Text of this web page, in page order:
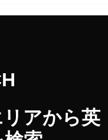
アから英